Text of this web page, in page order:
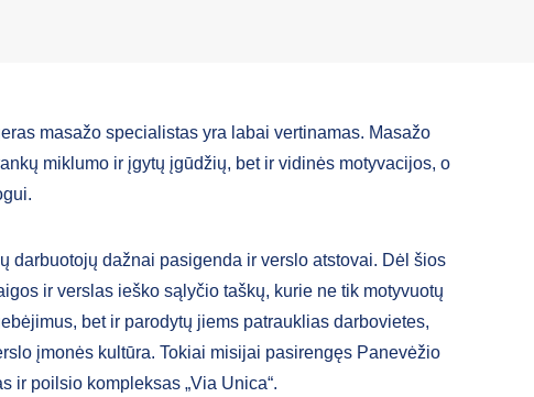
masažo specialistas yra labai vertinamas. Masažo
miklumo ir įgytų įgūdžių, bet ir vidinės motyvacijos, o
darbuotojų dažnai pasigenda ir verslo atstovai. Dėl šios
ir verslas ieško sąlyčio taškų, kurie ne tik motyvuotų
bet ir parodytų jiems patrauklias darbovietes,
įmonės kultūra. Tokiai misijai pasirengęs Panevėžio
ir poilsio kompleksas „Via Unica“.